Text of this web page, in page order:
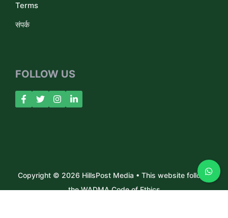
Terms
संपर्क
FOLLOW US
Copyright © 2026 HillsPost Media • This website follows
the WADMA Code of Ethics